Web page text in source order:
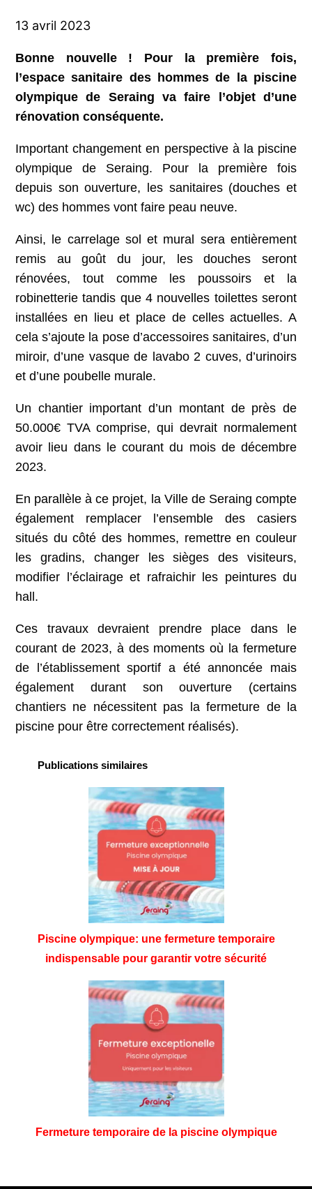
13 avril 2023
Bonne nouvelle ! Pour la première fois,
l’espace sanitaire des hommes de la piscine
olympique de Seraing va faire l’objet d’une
rénovation conséquente.
Important changement en perspective à la piscine
olympique de Seraing. Pour la première fois
depuis son ouverture, les sanitaires (douches et
wc) des hommes vont faire peau neuve.
Ainsi, le carrelage sol et mural sera entièrement
remis au goût du jour, les douches seront
rénovées, tout comme les poussoirs et la
robinetterie tandis que 4 nouvelles toilettes seront
installées en lieu et place de celles actuelles. A
cela s’ajoute la pose d’accessoires sanitaires, d’un
miroir, d’une vasque de lavabo 2 cuves, d’urinoirs
et d’une poubelle murale.
Un chantier important d’un montant de près de
50.000€ TVA comprise, qui devrait normalement
avoir lieu dans le courant du mois de décembre
2023.
En parallèle à ce projet, la Ville de Seraing compte
également remplacer l’ensemble des casiers
situés du côté des hommes, remettre en couleur
les gradins, changer les sièges des visiteurs,
modifier l’éclairage et rafraichir les peintures du
hall.
Ces travaux devraient prendre place dans le
courant de 2023, à des moments où la fermeture
de l’établissement sportif a été annoncée mais
également durant son ouverture (certains
chantiers ne nécessitent pas la fermeture de la
piscine pour être correctement réalisés).
Publications similaires
Piscine olympique: une fermeture temporaire
indispensable pour garantir votre sécurité
Fermeture temporaire de la piscine olympique